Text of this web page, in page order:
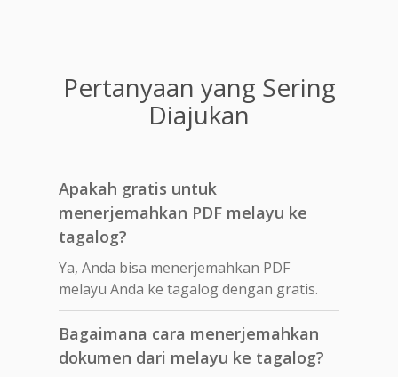
Pertanyaan yang Sering
Diajukan
Apakah gratis untuk
menerjemahkan PDF melayu ke
tagalog?
Ya, Anda bisa menerjemahkan PDF
melayu Anda ke tagalog dengan gratis.
Bagaimana cara menerjemahkan
dokumen dari melayu ke tagalog?